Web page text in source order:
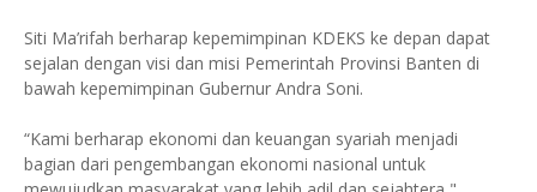
Siti Ma’rifah berharap kepemimpinan KDEKS ke depan dapat
sejalan dengan visi dan misi Pemerintah Provinsi Banten di
bawah kepemimpinan Gubernur Andra Soni.
“Kami berharap ekonomi dan keuangan syariah menjadi
bagian dari pengembangan ekonomi nasional untuk